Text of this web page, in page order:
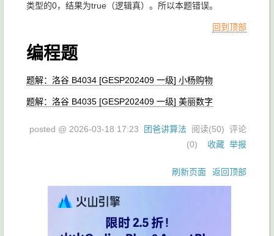
类型的0，结果为true（逻辑真）。所以本题错误。
回到顶部
编程题
题解：洛谷 B4034 [GESP202409 一级] 小杨购物
题解：洛谷 B4035 [GESP202409 一级] 美丽数字
posted @ 2026-03-18 17:23 团爸讲算法 阅读(50) 评论
(0) 收藏 举报
刷新页面 返回顶部